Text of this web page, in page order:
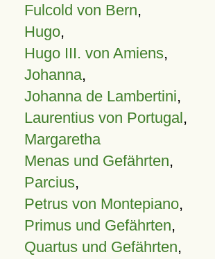
Fulcold von Bern,
Hugo,
Hugo III. von Amiens,
Johanna,
Johanna de Lambertini,
Laurentius von Portugal,
Margaretha
Menas und Gefährten,
Parcius,
Petrus von Montepiano,
Primus und Gefährten,
Quartus und Gefährten,